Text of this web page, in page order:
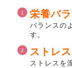
栄養バ
バランスの
す。
ストレ
ストレスを